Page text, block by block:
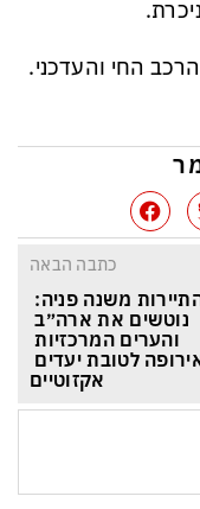
כתבה הבאה
משנה פניה:
נוטשים את ארה״ב
והערים המרכזיות
לטובת יעדים
אקזוטיים